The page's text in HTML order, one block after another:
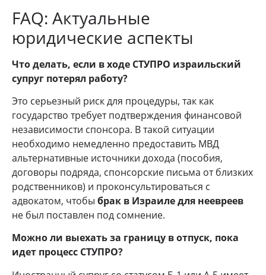
FAQ: Актуальные
юридические аспекты
Что делать, если в ходе СТУПРО израильский
супруг потерял работу?
Это серьезный риск для процедуры, так как
государство требует подтверждения финансовой
независимости спонсора. В такой ситуации
необходимо немедленно предоставить МВД
альтернативные источники дохода (пособия,
договоры подряда, спонсорские письма от близких
родственников) и проконсультироваться с
адвокатом, чтобы брак в Израиле для неевреев
не был поставлен под сомнение.
Можно ли выехать за границу в отпуск, пока
идет процесс СТУПРО?